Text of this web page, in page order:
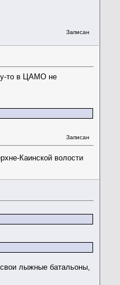
Записан
то в ЦАМО не
Записан
Каинской волости
лыжные батальоны,